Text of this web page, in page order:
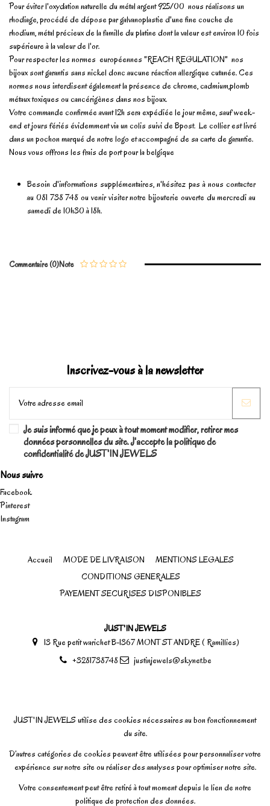
Pour éviter l'oxydation naturelle du métal argent 925/00 nous réalisons un
rhodiage, procédé de dépose par galvanoplastie d'une fine couche de
rhodium, métal précieux de la famille du platine dont la valeur est environ 10 fois
supérieure à la valeur de l'or.
Pour respecter les normes européennes "REACH REGULATION" nos
bijoux sont garantis sans nickel donc aucune réaction allergique cutanée. Ces
normes nous interdisent également la présence de chrome, cadmium,plomb
métaux toxiques ou cancérigènes dans nos bijoux.
Votre commande confirmée avant 12h sera expédiée le jour même, sauf week-
end et jours fériés évidemment via un colis suivi de Bpost. Le collier est livré
dans un pochon marqué de notre logo et accompagné de sa carte de garantie.
Nous vous offrons les frais de port pour la belgique
Besoin d'informations supplémentaires, n'hésitez pas à nous contacter
au 081 738 748 ou venir visiter notre bijouterie ouverte du mercredi au
samedi de 10h30 à 18h.
Marque
Note
Commentaire (0)
Inscrivez-vous à la newsletter
Je suis informé que je peux à tout moment modifier, retirer mes
données personnelles du site. J'accepte la politique de
confidentialité de JUST'IN JEWELS
Nous suivre
Facebook
Pinterest
Instagram
Accueil MODE DE LIVRAISON
MENTIONS LEGALES
CONDITIONS GENERALES
PAYEMENT SECURISES DISPONIBLES
JUST'IN JEWELS
13 Rue petit warichet B-1367 MONT ST ANDRE ( Ramillies)
+3281738748
justinjewels@skynet.be
JUST'IN JEWELS utilise des cookies nécessaires au bon fonctionnement
du site.
D’autres catégories de cookies peuvent être utilisées pour personnaliser votre
expérience sur notre site ou réaliser des analyses pour optimiser notre site.
Votre consentement peut être retiré à tout moment depuis le lien de notre
politique de protection des données.